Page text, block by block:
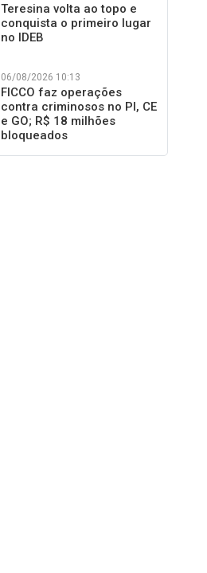
Teresina volta ao topo e
conquista o primeiro lugar
no IDEB
06/08/2026 10:13
FICCO faz operações
contra criminosos no PI, CE
e GO; R$ 18 milhões
bloqueados